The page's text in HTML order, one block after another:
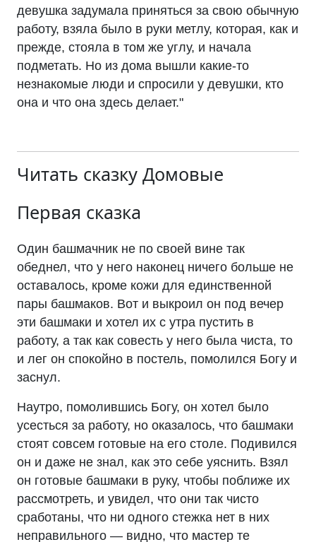
девушка задумала приняться за свою обычную
работу, взяла было в руки метлу, которая, как и
прежде, стояла в том же углу, и начала
подметать. Но из дома вышли какие-то
незнакомые люди и спросили у девушки, кто
она и что она здесь делает."
Читать сказку Домовые
Первая сказка
Один башмачник не по своей вине так
обеднел, что у него наконец ничего больше не
оставалось, кроме кожи для единственной
пары башмаков. Вот и выкроил он под вечер
эти башмаки и хотел их с утра пустить в
работу, а так как совесть у него была чиста, то
и лег он спокойно в постель, помолился Богу и
заснул.
Наутро, помолившись Богу, он хотел было
усесться за работу, но оказалось, что башмаки
стоят совсем готовые на его столе. Подивился
он и даже не знал, как это себе уяснить. Взял
он готовые башмаки в руку, чтобы поближе их
рассмотреть, и увидел, что они так чисто
сработаны, что ни одного стежка нет в них
неправильного — видно, что мастер те